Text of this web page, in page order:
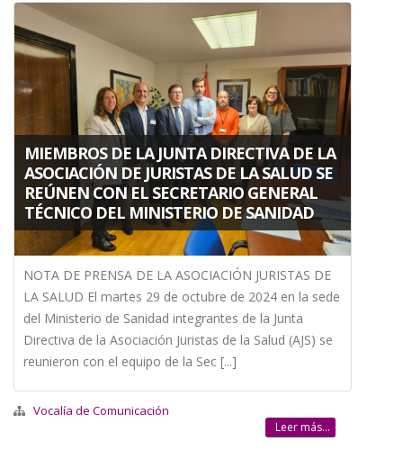
MIEMBROS DE LA JUNTA DIRECTIVA DE LA
ASOCIACIÓN DE JURISTAS DE LA SALUD SE
REÚNEN CON EL SECRETARIO GENERAL
TÉCNICO DEL MINISTERIO DE SANIDAD
NOTA DE PRENSA DE LA ASOCIACIÓN JURISTAS DE
LA SALUD El martes 29 de octubre de 2024 en la sede
del Ministerio de Sanidad integrantes de la Junta
Directiva de la Asociación Juristas de la Salud (AJS) se
reunieron con el equipo de la Sec [...]
Vocalía de Comunicación
Leer más...